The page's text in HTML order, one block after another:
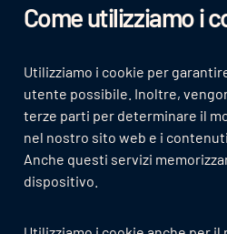
Come utilizziamo i
Utilizziamo i cookie per
utente possibile. Inoltre,
terze parti per determinare il
nel nostro sito web e i
Anche questi servizi
dispositivo.